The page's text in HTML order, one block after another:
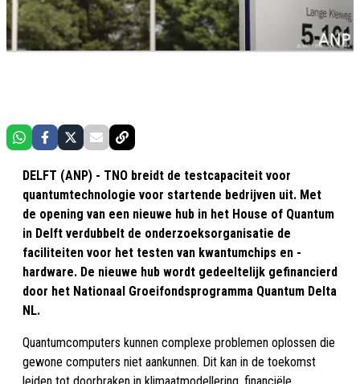
DELFT (ANP) - TNO breidt de testcapaciteit voor
quantumtechnologie voor startende bedrijven uit. Met
de opening van een nieuwe hub in het House of Quantum
in Delft verdubbelt de onderzoeksorganisatie de
faciliteiten voor het testen van kwantumchips en -
hardware. De nieuwe hub wordt gedeeltelijk gefinancierd
door het Nationaal Groeifondsprogramma Quantum Delta
NL.
Quantumcomputers kunnen complexe problemen oplossen die
gewone computers niet aankunnen. Dit kan in de toekomst